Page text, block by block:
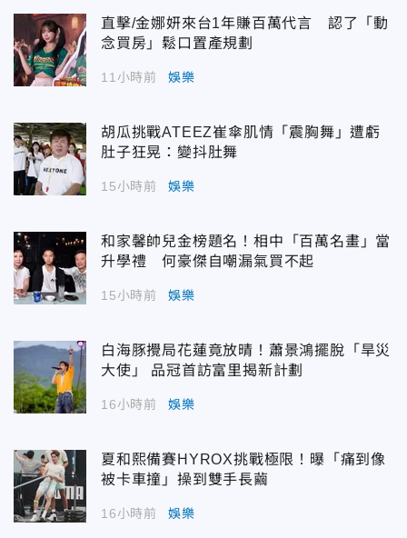
直擊/金娜妍來台1年賺百萬代言 認了「動
念買房」鬆口置產規劃
11小時前 娛樂
胡瓜挑戰ATEEZ崔傘肌情「震胸舞」遭虧
肚子狂晃：變抖肚舞
15小時前 娛樂
和家馨帥兒金榜題名！相中「百萬名畫」當
升學禮 何豪傑自嘲漏氣買不起
15小時前 娛樂
白海豚攪局花蓮竟放晴！蕭景鴻擺脫「旱災
大使」 品冠首訪富里揭新計劃
16小時前 娛樂
夏和熙備賽HYROX挑戰極限！曝「痛到像
被卡車撞」操到雙手長繭
16小時前 娛樂